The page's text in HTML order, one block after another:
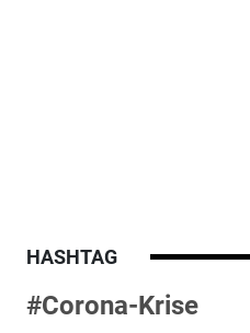
HASHTAG
#Corona-Krise